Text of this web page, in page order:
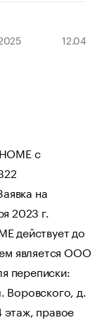
с
на
2023 г.
действует до
является ООО
переписки:
Воровского, д.
этаж, правое